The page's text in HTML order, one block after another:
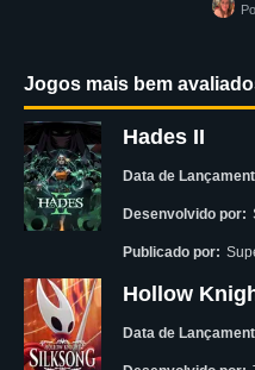
Jogos mais bem
Hades II
Data de
Desenvolvido por:
Publicado por:
Hollow
Data de